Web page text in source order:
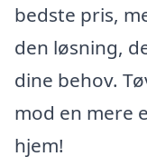
bedste pris,
den løsning,
dine behov.
mod en mere
hjem!